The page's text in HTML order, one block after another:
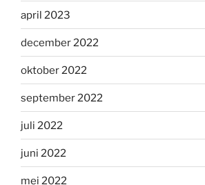
april 2023
december 2022
oktober 2022
september 2022
juli 2022
juni 2022
mei 2022